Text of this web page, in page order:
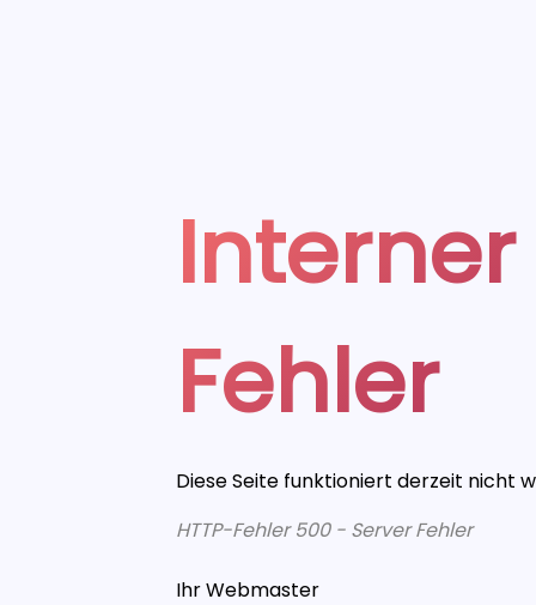
Fehler
Diese Seite funktioniert derzeit nicht
HTTP-Fehler 500 - Server Fehler
Ihr Webmaster